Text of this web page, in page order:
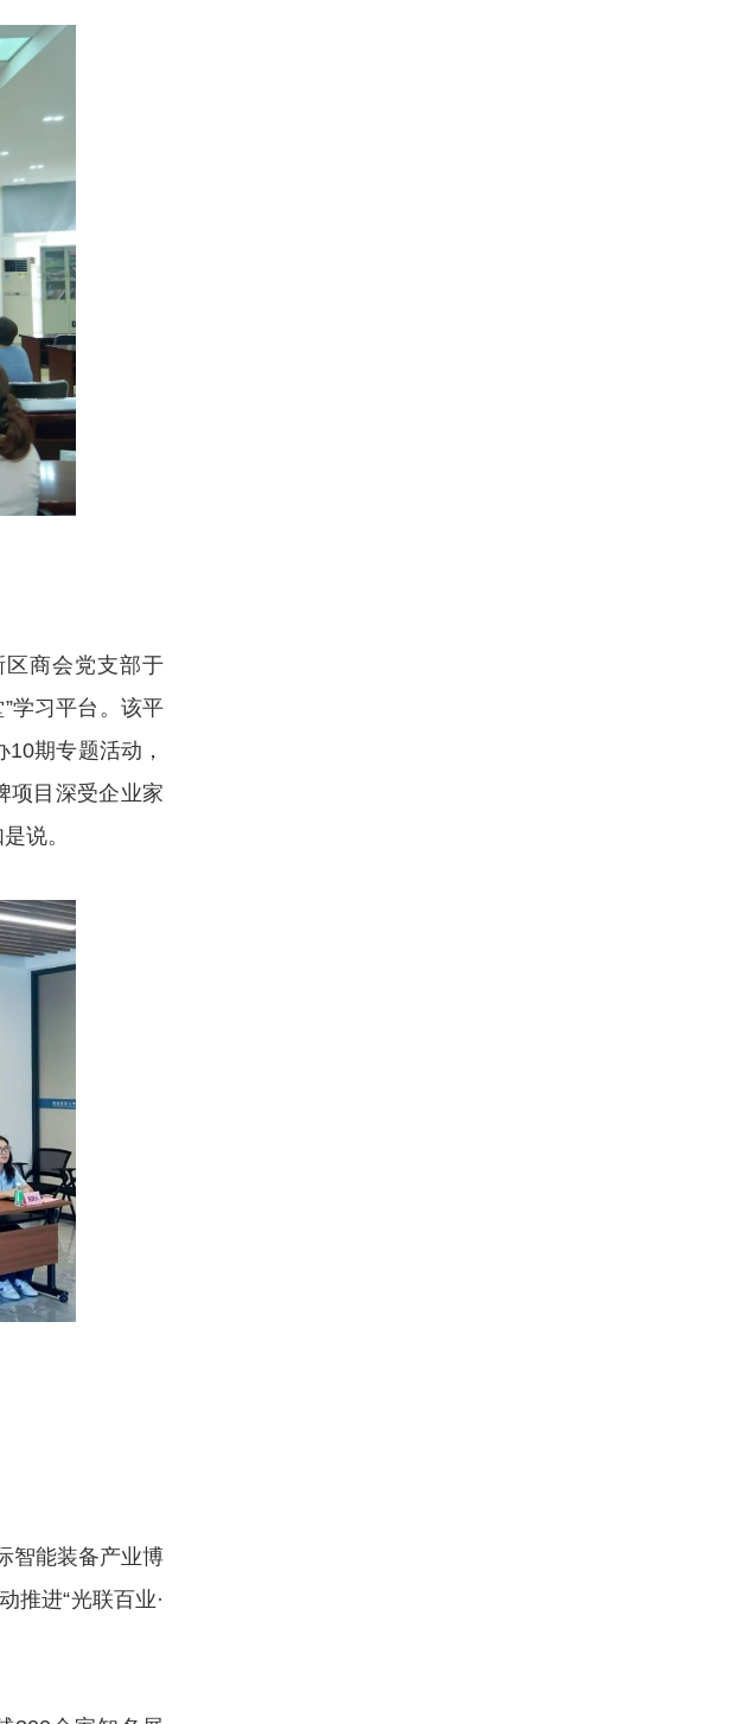
区商会党支部于
学习平台。该平
期专题活动，
项目深受企业家
说。
智能装备产业博
推进“光联百业·